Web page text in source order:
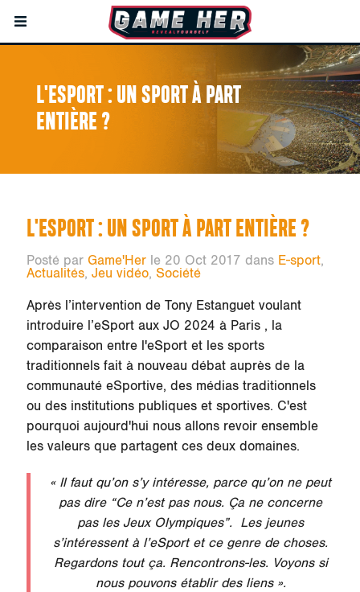
L'ESPORT : UN SPORT À PART
ENTIÈRE ?
L'ESPORT : UN SPORT À PART ENTIÈRE ?
Posté par Game'Herle 20 Oct 2017 dans E-sport,
Actualités, Jeu vidéo, Société
Après l’intervention de Tony Estanguetvoulant
introduire l’eSport aux JO 2024 à Paris , la
comparaison entre l'eSport et les sports
traditionnels fait à nouveau débat auprès de la
communauté eSportive, des médias traditionnels
ou des institutions publiques et sportives. C'est
pourquoi aujourd'hui nous allons revoir ensemble
les valeurs que partagent ces deux domaines.
« Il faut qu’on s’y intéresse, parce qu’on ne peut
pas dire “Ce n’est pas nous. Ça ne concerne
pas les Jeux Olympiques”. Les jeunes
s’intéressent à l’eSport et ce genre de choses.
Regardons tout ça. Rencontrons-les. Voyons si
nous pouvons établir des liens ».